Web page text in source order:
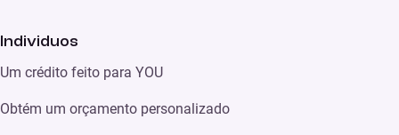
Individuos
Um crédito feito para YOU
Obtém um orçamento personalizado